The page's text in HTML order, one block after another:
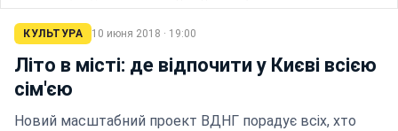
КУЛЬТУРА 10 июня 2018 · 19:00
Літо в місті: де відпочити у Києві всією
сім'єю
Новий масштабний проект ВДНГ порадує всіх, хто